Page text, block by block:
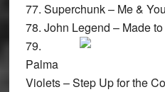
77. Superchunk – Me &
78. John Legend – Made
79.
Palma
Violets – Step Up for the